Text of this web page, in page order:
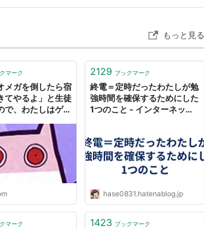
アップフロントワークス
11
ブログ (88件) を見る
打たれない/ドンデンガエシ/わたし(初回生産
付)
ンジュルム
アップフロントワークス
11
ブログ (87件) を見る
ど感動して」と…
もっと見る
マーク
メガを倒したら宿
てやるよ」と生徒
で、わたしはゲー
2129 ブックマーク
終電＝定時だったわたしが勉
強時間を確保するためにした
1つのこと - インターネット
hase0831.hatenablog.jp
マーク 1423 ブックマーク